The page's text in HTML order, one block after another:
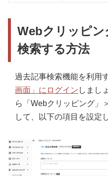
Webクリッピン
検索する方法
過去記事検索機能を利用
画面」にログイン しまし
ら「Webクリッピング」
して、以下の項目を設定